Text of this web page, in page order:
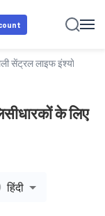
सेंट्रल लाइफ इंश्योरेंस ने
के लिए
हिंदी